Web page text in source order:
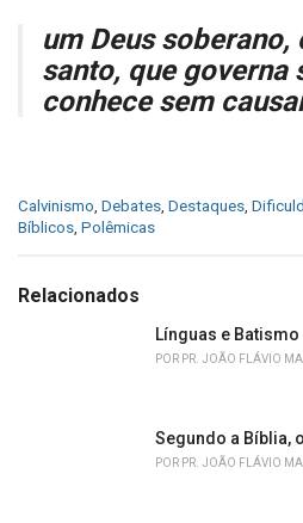
um Deus soberano,
santo, que governa
conhece sem
C
a
g
Calvinismo, Debates, Destaques,
Bíblicos, Polêmicas
Relacionados
Línguas e
POR PR. JOÃO FLÁVIO
Segundo a Bíblia,
POR PR. JOÃO FLÁVIO